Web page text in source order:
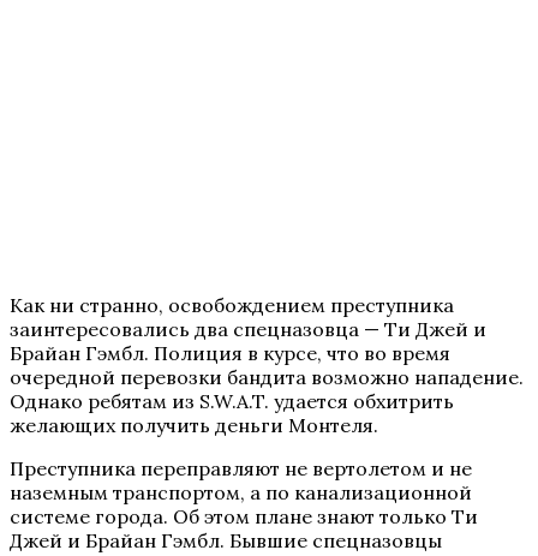
Как ни странно, освобождением преступника
заинтересовались два спецназовца — Ти Джей и
Брайан Гэмбл. Полиция в курсе, что во время
очередной перевозки бандита возможно нападение.
Однако ребятам из S.W.A.T. удается обхитрить
желающих получить деньги Монтеля.
Преступника переправляют не вертолетом и не
наземным транспортом, а по канализационной
системе города. Об этом плане знают только Ти
Джей и Брайан Гэмбл. Бывшие спецназовцы